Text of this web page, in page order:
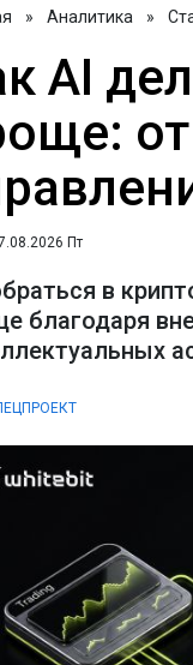
» Аналитика »
AI
Пт
в
благодаря